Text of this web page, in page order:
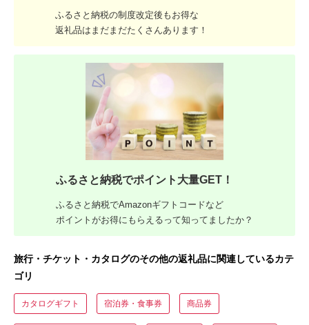
ふるさと納税の制度改定後もお得な
返礼品はまだまだたくさんあります！
ふるさと納税でポイント大量GET！
ふるさと納税でAmazonギフトコードなど
ポイントがお得にもらえるって知ってましたか？
旅行・チケット・カタログのその他の返礼品に関連しているカテ
ゴリ
カタログギフト 宿泊券・食事券 商品券